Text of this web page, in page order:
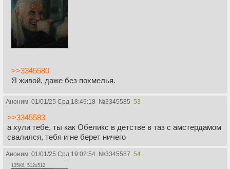
>>3345580
Я живой, даже без похмелья.
Аноним 01/01/25 Срд 18:49:18 №3345585 53
>>3345583
а хули тебе, ты как Обеликс в детстве в таз с амстердамом
свалился, тебя и не берет ничего
Аноним 01/01/25 Срд 19:02:54 №3345587 54
135Кб, 512x512